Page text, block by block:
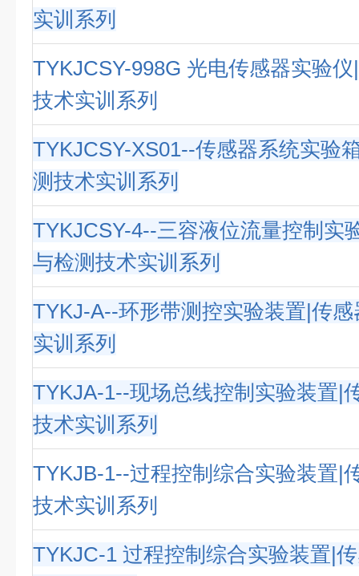
实训系列
TYKJCSY-998G 光电传感器实验
技术实训系列
TYKJCSY-XS01--传感器系统实验
测技术实训系列
TYKJCSY-4--三容液位流量控制实
与检测技术实训系列
TYKJ-A--环形带测控实验装置|传
实训系列
TYKJA-1--现场总线控制实验装置|
技术实训系列
TYKJB-1--过程控制综合实验装置|
技术实训系列
TYKJC-1 过程控制综合实验装置|